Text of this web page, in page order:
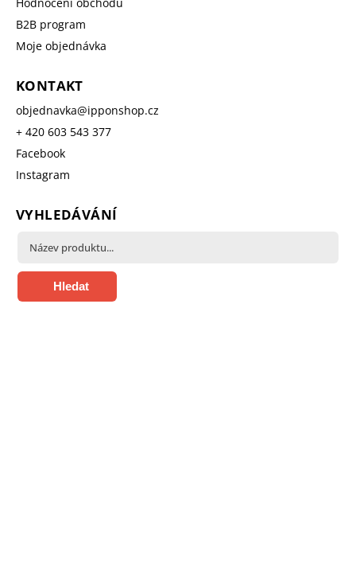
B2B program
Moje objednávka
KONTAKT
objednavka@ipponshop.cz
+ 420 603 543 377
Facebook
Instagram
VYHLEDÁVÁNÍ
Hledat